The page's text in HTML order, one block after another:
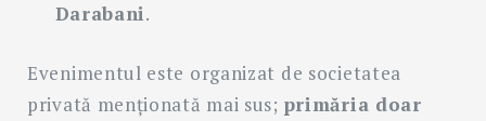
Darabani.
Evenimentul este organizat de societatea
privată menționată mai sus; primăria doar